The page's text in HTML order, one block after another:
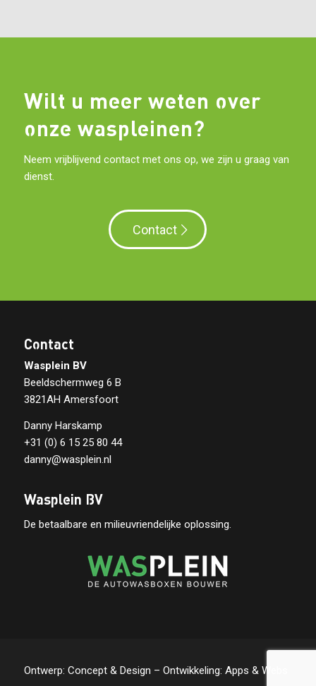
Wilt u meer weten over
onze waspleinen?
Neem vrijblijvend contact met ons op, we zijn u graag van
dienst.
Contact
Contact
Wasplein BV
Beeldschermweg 6 B
3821AH Amersfoort
Danny Harskamp
+31 (0) 6 15 25 80 44
danny@wasplein.nl
Wasplein BV
De betaalbare en milieuvriendelijke oplossing.
Ontwerp: Concept & Design – Ontwikkeling: Apps & Webs